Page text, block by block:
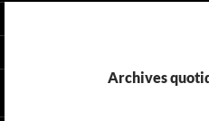
Archives